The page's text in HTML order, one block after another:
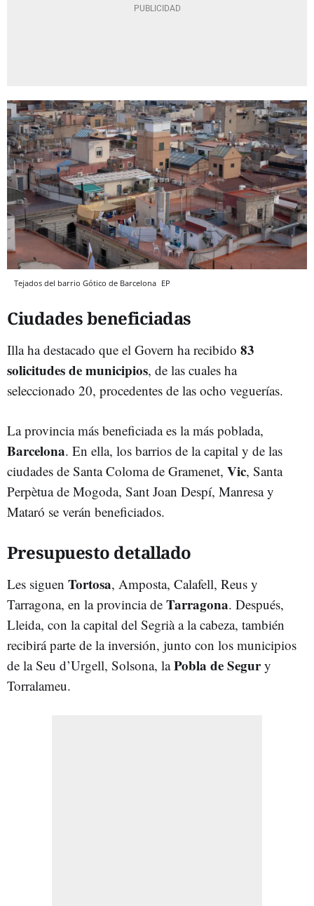
Tejados del barrio Gótico de Barcelona EP
Ciudades beneficiadas
Illa ha destacado que el Govern ha recibido 83
solicitudes de municipios, de las cuales ha
seleccionado 20, procedentes de las ocho veguerías.
La provincia más beneficiada es la más poblada,
Barcelona. En ella, los barrios de la capital y de las
ciudades de Santa Coloma de Gramenet, Vic, Santa
Perpètua de Mogoda, Sant Joan Despí, Manresa y
Mataró se verán beneficiados.
Presupuesto detallado
Les siguen Tortosa, Amposta, Calafell, Reus y
Tarragona, en la provincia de Tarragona. Después,
Lleida, con la capital del Segrià a la cabeza, también
recibirá parte de la inversión, junto con los municipios
de la Seu d’Urgell, Solsona, laPobla de Segury
Torralameu.